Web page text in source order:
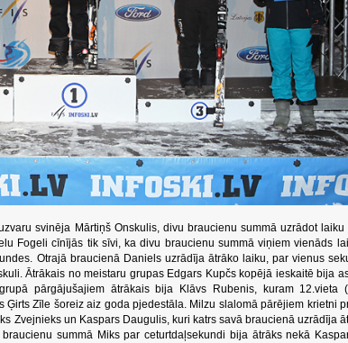
svinēja Mārtiņš Onskulis, divu braucienu summā uzrādot laiku
Fogeli cīnījās tik sīvi, ka divu braucienu summā viņiem vienāds
Otrajā braucienā Daniels uzrādīja ātrāko laiku, par vienus
Ātrākais no meistaru grupas Edgars Kupčs kopējā ieskaitē bija
pārgājušajiem ātrākais bija Klāvs Rubenis, kuram 12.vieta
Zīle šoreiz aiz goda pjedestāla. Milzu slalomā pārējiem krietni
Zvejnieks un Kaspars Daugulis, kuri katrs savā braucienā uzrādīja
summā Miks par ceturtdaļsekundi bija ātrāks nekā